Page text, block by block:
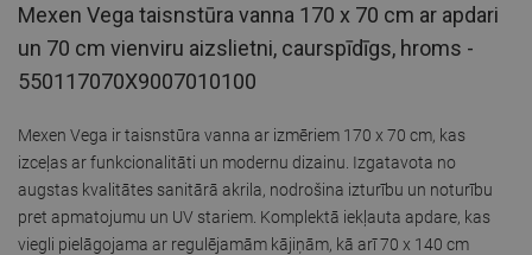
Mexen Vega taisnstūra vanna 170 x 70 cm ar apdari
un 70 cm vienviru aizslietni, caurspīdīgs, hroms -
550117070X9007010100
Mexen Vega ir taisnstūra vanna ar izmēriem 170 x 70 cm, kas
izceļas ar funkcionalitāti un modernu dizainu. Izgatavota no
augstas kvalitātes sanitārā akrila, nodrošina izturību un noturību
pret apmatojumu un UV stariem. Komplektā iekļauta apdare, kas
viegli pielāgojama ar regulējamām kājiņām, kā arī 70 x 140 cm